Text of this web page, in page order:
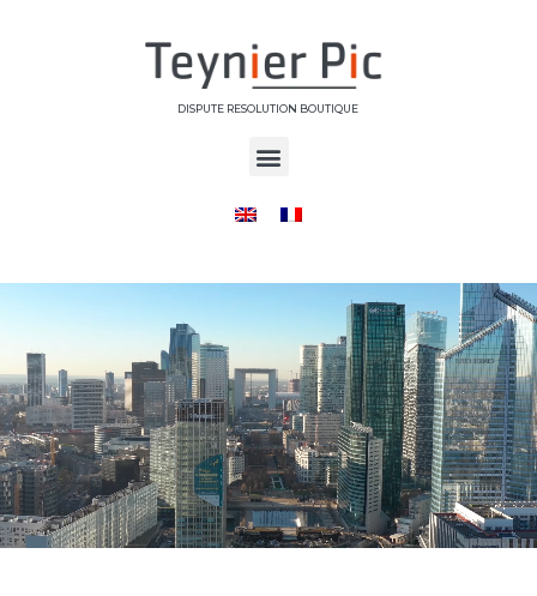
DISPUTE RESOLUTION BOUTIQUE